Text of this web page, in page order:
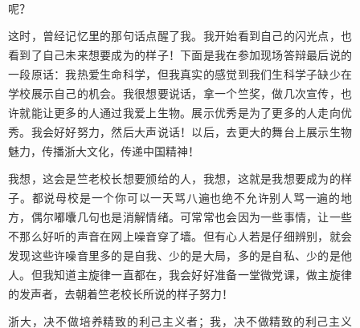
呢？
这时，曾经记忆里的那句话点醒了我。我开始看到自己的闪光点，也
看到了自己未来想要成为的样子！下面是我在参加现场答辩最后说的
一段原话：我热爱生命科学，但我真实的感觉到我们生科学子缺少在
学校展示自己的机会。我很想要说话，拿一个竺奖，做几次宣传，也
许就能让更多的人通过我爱上生物。展示优秀是为了更多的人走向优
秀。我会好好努力，然后大声说话！以后，去更大的舞台上展示生物
魅力，传播浙大文化，传递中国精神！
我想，这会是竺老校长想要颁给的人，我想，这就是我想要成为的样
子。都说母校是一个你可以一天骂八遍也绝不允许别人骂一遍的地
方，偶尔嘟囔几句也是消解情绪。可常常也会因为一些事情，让一些
不那么好听的声音在网上噪音穿了墙。但有心人若是仔细辨别，就会
发现这些许噪音里多的是自我、少的是大局，多的是自私、少的是他
人。但我知道主旋律一直都在，我会好好准备一堂微党课，做主旋律
的发声者，去朝着竺老校长所说的样子努力！
浙大，决不做培养精致的利己主义者；我，决不做精致的利己主义